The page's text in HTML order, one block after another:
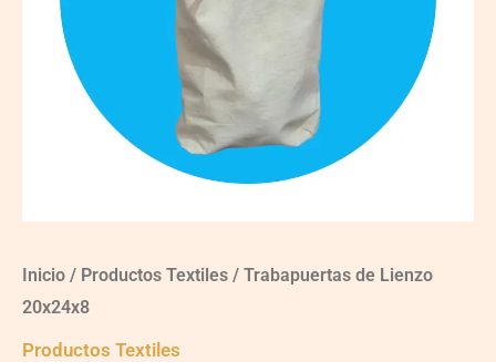
Inicio / Productos Textiles / Trabapuertas de Lienzo
20x24x8
Productos Textiles